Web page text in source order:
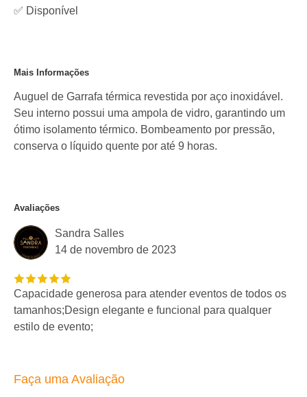
✅ Disponível
Mais Informações
Auguel de Garrafa térmica revestida por aço inoxidável.
Seu interno possui uma ampola de vidro, garantindo um
ótimo isolamento térmico. Bombeamento por pressão,
conserva o líquido quente por até 9 horas.
Avaliações
Sandra Salles
14 de novembro de 2023
Capacidade generosa para atender eventos de todos os
tamanhos;Design elegante e funcional para qualquer
estilo de evento;
Faça uma Avaliação